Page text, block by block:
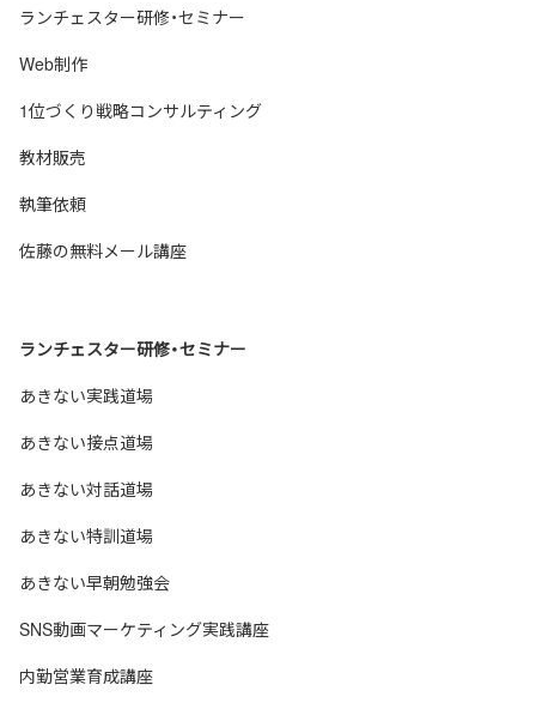
ランチェスター研修・セミナー
Web制作
1位づくり戦略コンサルティング
教材販売
執筆依頼
佐藤の無料メール講座
ランチェスター研修・セミナー
あきない実践道場
あきない接点道場
あきない対話道場
あきない特訓道場
あきない早朝勉強会
SNS動画マーケティング実践講座
内勤営業育成講座